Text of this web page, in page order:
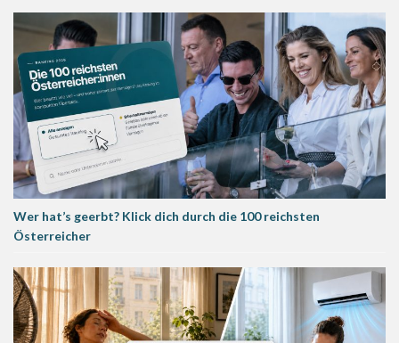
Wer hat’s geerbt? Klick dich durch die 100 reichsten
Österreicher